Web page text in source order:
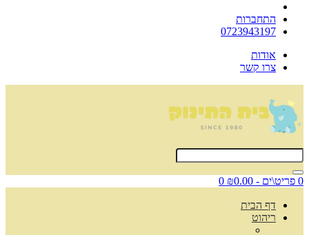
התחברות
0723943197
אודות
צרו קשר
0 פריט\ים - ₪0.00 0
דף הבית
ריהוט